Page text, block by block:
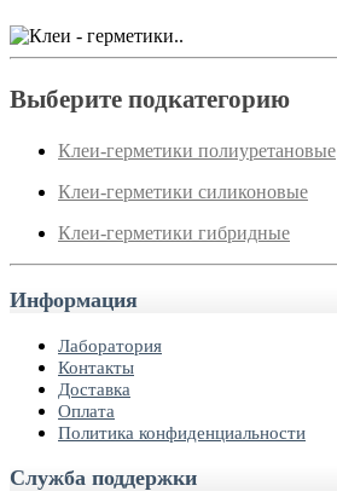
..
Выберите подкатегорию
Клеи-герметики полиуретановые
Клеи-герметики силиконовые
Клеи-герметики гибридные
Информация
Лаборатория
Контакты
Доставка
Оплата
Политика конфиденциальности
Служба поддержки